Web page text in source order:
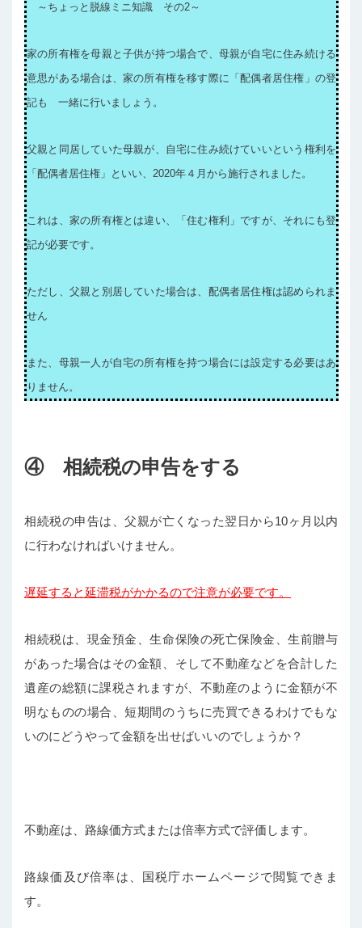
～ちょっと脱線ミニ知識 その2～
家の所有権を母親と子供が持つ場合で、母親が自宅に住み続ける
意思がある場合は、家の所有権を移す際に「配偶者居住権」の登
記も
一緒に行いましょう。
父親と同居していた母親が、自宅に住み続けていいという権利を
「配偶者居住権」といい、2020年４月から施行されました。
これは、家の所有権とは違い、「住む権利」ですが、それにも登
記が必要です。
ただし、父親と別居していた場合は、配偶者居住権は認められま
せん
また、母親一人が自宅の所有権を持つ場合には設定する必要はあ
りません。
④ 相続税の申告をする
相続税の申告は、父親が亡くなった翌日から10ヶ月以内
に行わなければいけません。
遅延すると延滞税がかかるので注意が必要です。
相続税は、現金預金、生命保険の死亡保険金、生前贈与
があった場合はその金額、そして不動産などを合計した
遺産の総額に課税されますが、不動産のように金額が不
明なものの場合、短期間のうちに売買できるわけでもな
いのにどうやって金額を出せばいいのでしょうか？
不動産は、路線価方式または倍率方式で評価します。
路線価及び倍率は、国税庁ホームページで閲覧できま
す。